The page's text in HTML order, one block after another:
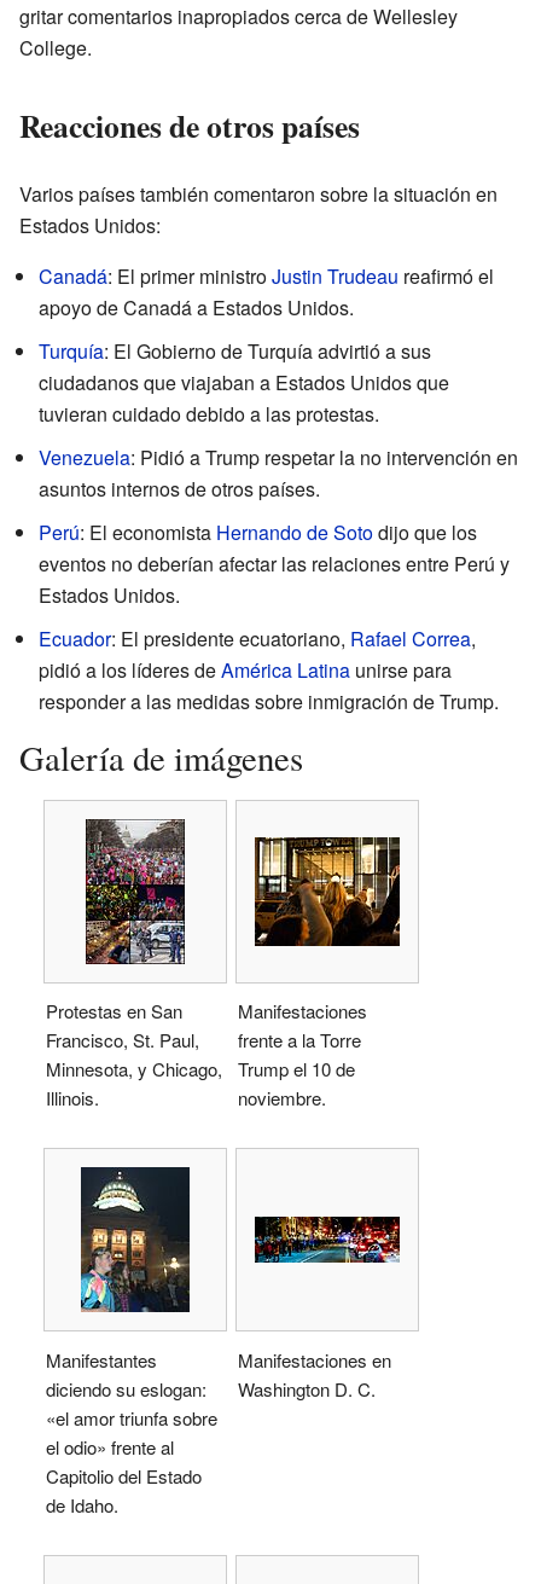
gritar comentarios inapropiados cerca de Wellesley
College.
Reacciones de otros países
Varios países también comentaron sobre la situación en
Estados Unidos:
Canadá: El primer ministroJustin Trudeau reafirmó el
apoyo de Canadá a Estados Unidos.
Turquía: El Gobierno de Turquía advirtió a sus
ciudadanos que viajaban a Estados Unidos que
tuvieran cuidado debido a las protestas.
Venezuela: Pidió a Trump respetar la no intervención en
asuntos internos de otros países.
Perú: El economista Hernando de Sotodijo que los
eventos no deberían afectar las relaciones entre Perú y
Estados Unidos.
Ecuador: El presidente ecuatoriano, Rafael Correa,
pidió a los líderes deAmérica Latina unirse para
responder a las medidas sobre inmigración de Trump.
Galería de imágenes
Protestas en San
Francisco, St. Paul,
Minnesota, y Chicago,
Illinois.
Manifestaciones
frente a la Torre
Trump el 10 de
noviembre.
Manifestantes
diciendo su eslogan:
«el amor triunfa sobre
el odio» frente al
Capitolio del Estado
de Idaho.
Manifestaciones en
Washington D. C.